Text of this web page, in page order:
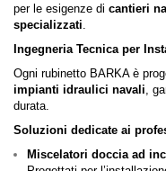
per le esigenze di cantieri
specializzati.
Ingegneria Tecnica per
Ogni rubinetto BARKA è
impianti idraulici navali,
durata.
Soluzioni dedicate ai
Miscelatori doccia ad